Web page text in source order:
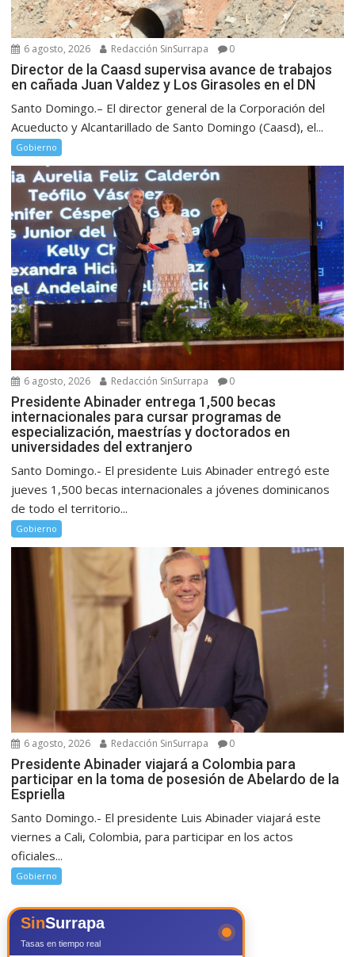
6 agosto, 2026 Redacción SinSurrapa 0
Director de la Caasd supervisa avance de trabajos
en cañada Juan Valdez y Los Girasoles en el DN
Santo Domingo.– El director general de la Corporación del
Acueducto y Alcantarillado de Santo Domingo (Caasd), el...
Gobierno
6 agosto, 2026 Redacción SinSurrapa 0
Presidente Abinader entrega 1,500 becas
internacionales para cursar programas de
especialización, maestrías y doctorados en
universidades del extranjero
Santo Domingo.- El presidente Luis Abinader entregó este
jueves 1,500 becas internacionales a jóvenes dominicanos
de todo el territorio...
Gobierno
6 agosto, 2026 Redacción SinSurrapa 0
Presidente Abinader viajará a Colombia para
participar en la toma de posesión de Abelardo de la
Espriella
Santo Domingo.- El presidente Luis Abinader viajará este
viernes a Cali, Colombia, para participar en los actos
oficiales...
Gobierno
SinSurrapa
Tasas en tiempo real